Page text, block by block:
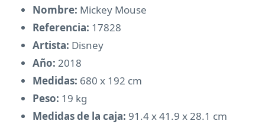
Nombre: Mickey Mouse
Referencia: 17828
Artista: Disney
Año: 2018
Medidas: 680 x 192 cm
Peso: 19 kg
Medidas de la caja: 91.4 x 41.9 x 28.1 cm